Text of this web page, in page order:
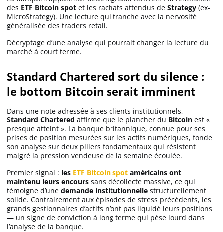
des ETF Bitcoin spot et les rachats attendus de Strategy (ex-
MicroStrategy). Une lecture qui tranche avec la nervosité
généralisée des traders retail.
Décryptage d’une analyse qui pourrait changer la lecture du
marché à court terme.
Standard Chartered sort du silence :
le bottom Bitcoin serait imminent
Dans une note adressée à ses clients institutionnels,
Standard Chartered affirme que le plancher du Bitcoin est «
presque atteint ». La banque britannique, connue pour ses
prises de position mesurées sur les actifs numériques, fonde
son analyse sur deux piliers fondamentaux qui résistent
malgré la pression vendeuse de la semaine écoulée.
Premier signal : les ETF Bitcoin spot américains ont
maintenu leurs encours sans décollecte massive, ce qui
témoigne d’une demande institutionnelle structurellement
solide. Contrairement aux épisodes de stress précédents, les
grands gestionnaires d’actifs n’ont pas liquidé leurs positions
— un signe de conviction à long terme qui pèse lourd dans
l’analyse de la banque.